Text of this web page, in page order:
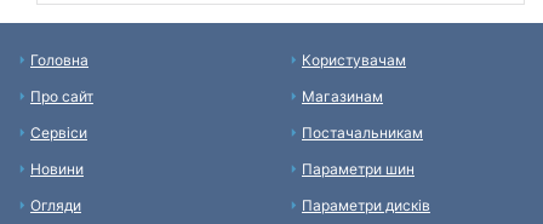
Головна
Про сайт
Сервіси
Новини
Огляди
Користувачам
Магазинам
Постачальникам
Параметри шин
Параметри дисків